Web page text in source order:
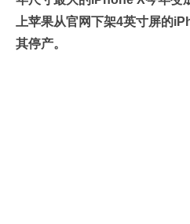
上苹果从官网下架4英寸屏的
其停产。